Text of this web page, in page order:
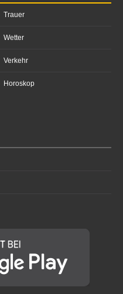
Trauer
Wetter
Verkehr
Horoskop